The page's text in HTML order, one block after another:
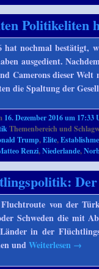
Politikeliten
hat nochmal bestätigt,
ausgedient.
Camerons dieser
die Spaltung der
16. Dezember 2016 um 17:33
Themenbereich und
Trump,Elite,
Renzi,Niederlande,
von der
Schweden die mit
in der
undWeiterlesen →